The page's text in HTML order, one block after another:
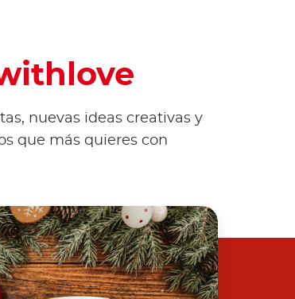
nuevas ideas creativas y
que más quieres con